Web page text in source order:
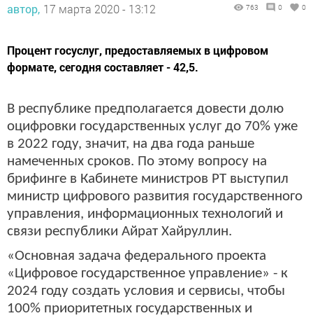
автор, 17 марта 2020 - 13:12 763 0 0
Процент госуслуг, предоставляемых в цифровом
формате, сегодня составляет - 42,5.
В республике предполагается довести долю
оцифровки государственных услуг до 70% уже
в 2022 году, значит, на два года раньше
намеченных сроков. По этому вопросу на
брифинге в Кабинете министров РТ выступил
министр цифрового развития государственного
управления, информационных технологий и
связи республики Айрат Хайруллин.
«Основная задача федерального проекта
«Цифровое государственное управление» - к
2024 году создать условия и сервисы, чтобы
100% приоритетных государственных и